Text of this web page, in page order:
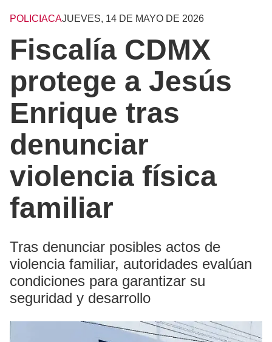
POLICIACAJUEVES, 14 DE MAYO DE 2026
Fiscalía CDMX
protege a Jesús
Enrique tras
denunciar
violencia física
familiar
Tras denunciar posibles actos de
violencia familiar, autoridades evalúan
condiciones para garantizar su
seguridad y desarrollo